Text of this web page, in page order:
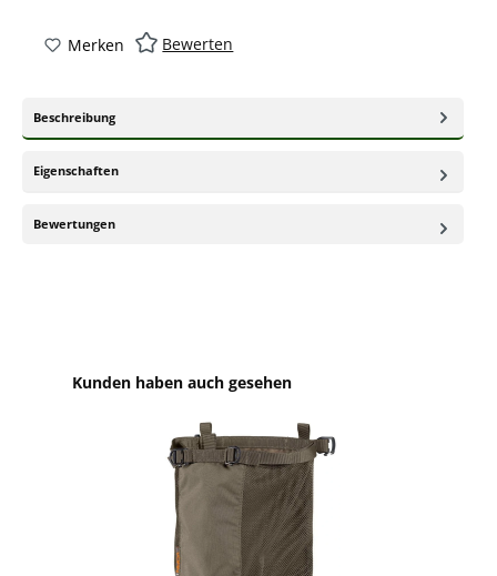
Merken Bewerten
Beschreibung
Eigenschaften
Bewertungen
Produktgalerie überspringen
Kunden haben auch gesehen